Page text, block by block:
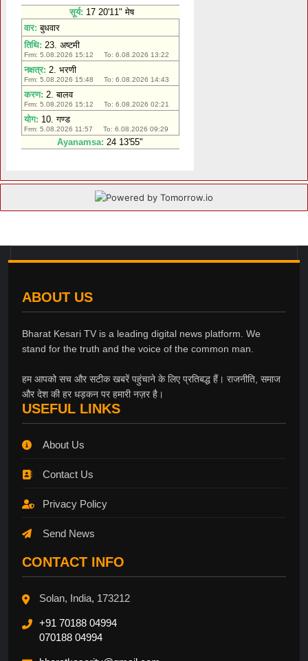
ABOUT US
Bharat Kesari TV is a leading digital news platform. We
stand for the truth and the voice of the common man.
हम आपको सच और सटीक खबरें पहुंचाने के लिए प्रतिबद्ध हैं। राजनीति, समाज
और देश की हर धड़कन पर हमारी नज़र है।
USEFUL LINKS
About Us
Contact Us
Privacy Policy
Send News
CONTACT INFO
Solan, India, 173212
+91 70188 04994
070188 04994